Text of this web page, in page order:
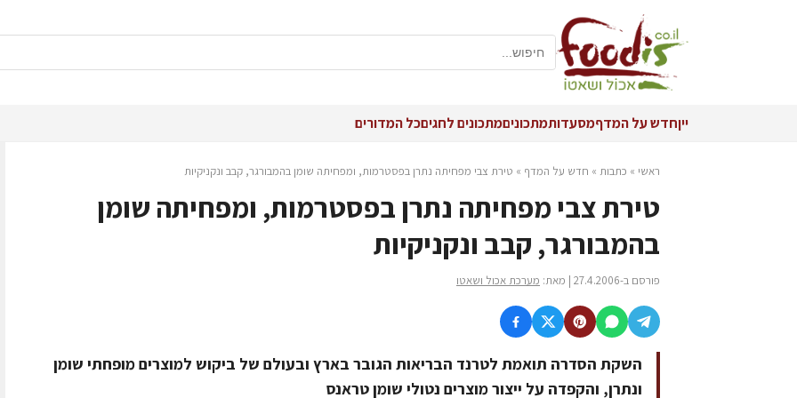
ייןחדש על המדףמסעדותמתכוניםמתכונים לחגיםכל המדורים
ראשי » כתבות » חדש על המדף » טירת צבי מפחיתה נתרן בפסטרמות, ומפחיתה שומן בהמבורגר, קבב ונקניקיות
טירת צבי מפחיתה נתרן בפסטרמות, ומפחיתה שומן
בהמבורגר, קבב ונקניקיות
פורסם ב-27.4.2006 | מאת: מערכת אכול ושאטו
השקת הסדרה תואמת לטרנד הבריאות הגובר בארץ ובעולם של ביקוש למוצרים מופחתי שומן
ונתרן, והקפדה על ייצור מוצרים נטולי שומן טראנס